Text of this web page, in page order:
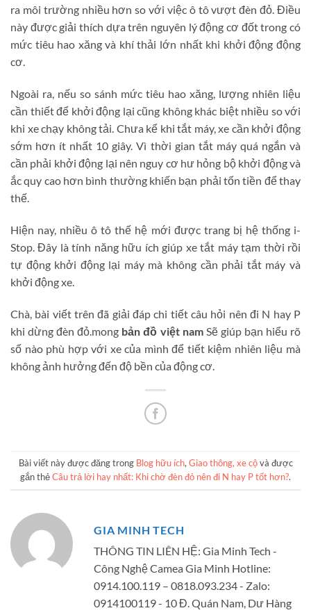
ra môi trường nhiều hơn so với việc ô tô vượt đèn đỏ. Điều
này được giải thích dựa trên nguyên lý động cơ đốt trong có
mức tiêu hao xăng và khí thải lớn nhất khi khởi động động
cơ.
Ngoài ra, nếu so sánh mức tiêu hao xăng, lượng nhiên liệu
cần thiết để khởi động lại cũng không khác biệt nhiều so với
khi xe chạy không tải. Chưa kể khi tắt máy, xe cần khởi động
sớm hơn ít nhất 10 giây. Vì thời gian tắt máy quá ngắn và
cần phải khởi động lại nên nguy cơ hư hỏng bộ khởi động và
ắc quy cao hơn bình thường khiến bạn phải tốn tiền để thay
thế.
Hiện nay, nhiều ô tô thế hệ mới được trang bị hệ thống i-
Stop. Đây là tính năng hữu ích giúp xe tắt máy tạm thời rồi
tự động khởi động lại máy mà không cần phải tắt máy và
khởi động xe.
Chà, bài viết trên đã giải đáp chi tiết câu hỏi nên đi N hay P
khi dừng đèn đỏ.mong bản đồ việt namSẽ giúp bạn hiểu rõ
số nào phù hợp với xe của mình để tiết kiệm nhiên liệu mà
không ảnh hưởng đến độ bền của động cơ.
Bài viết này được đăng trong Blog hữu ích, Giao thông, xe cộvà được
gắn thẻCâu trả lời hay nhất: Khi chờ đèn đỏ nên đi N hay P tốt hơn?.
GIA MINH TECH
THÔNG TIN LIÊN HỆ: Gia Minh Tech -
Công Nghệ Camea Gia Minh Hotline:
0914.100.119 – 0818.093.234 - Zalo:
0914100119 - 10 Đ. Quán Nam, Dư Hàng